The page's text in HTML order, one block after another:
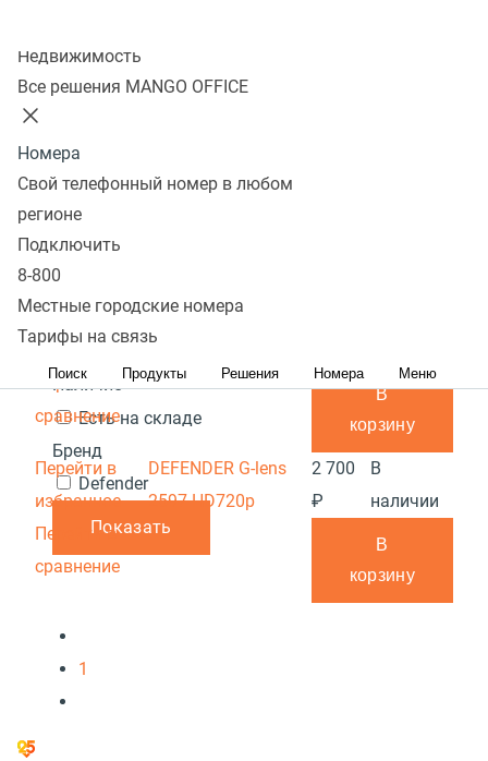
Недвижимость
Все решения MANGO OFFICE
Номера
Свой телефонный номер в любом
регионе
Подключить
8-800
Местные городские номера
Тарифы на связь
Поиск Продукты Решения Номера Меню
В избранном 0 товаров
Сбросить
Популярные
Популярные
С высоким рейтингом
Цена, руб.:
Наличие
Есть на складе
Бренд
Defender
Показать
Перейти в
избранное
сравнение
2577 HD720p
Перейти в
избранное
Перейти в
сравнение
DEFENDER G-lens
В
корзину
Перейти в
избранное
Перейти в
сравнение
DEFENDER G-lens
2597 HD720p
2 700
₽
В
наличии
В
корзину
1